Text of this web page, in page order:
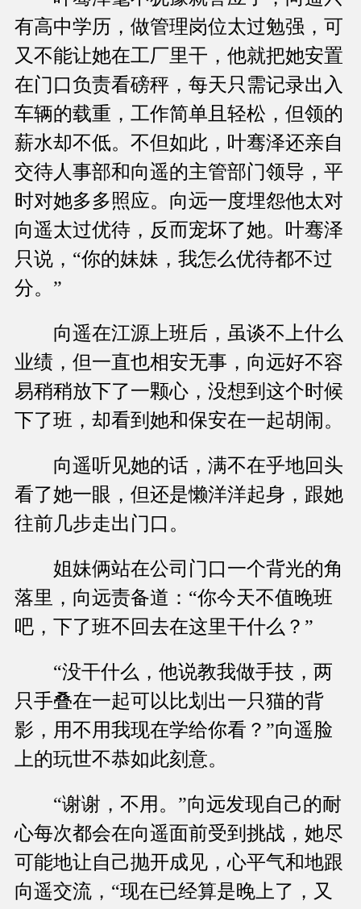
有高中学历，做管理岗位太过勉强，可
又不能让她在工厂里干，他就把她安置
在门口负责看磅秤，每天只需记录出入
车辆的载重，工作简单且轻松，但领的
薪水却不低。不但如此，叶骞泽还亲自
交待人事部和向遥的主管部门领导，平
时对她多多照应。向远一度埋怨他太对
向遥太过优待，反而宠坏了她。叶骞泽
只说，“你的妹妹，我怎么优待都不过
分。”
向遥在江源上班后，虽谈不上什么
业绩，但一直也相安无事，向远好不容
易稍稍放下了一颗心，没想到这个时候
下了班，却看到她和保安在一起胡闹。
向遥听见她的话，满不在乎地回头
看了她一眼，但还是懒洋洋起身，跟她
往前几步走出门口。
姐妹俩站在公司门口一个背光的角
落里，向远责备道：“你今天不值晚班
吧，下了班不回去在这里干什么？”
“没干什么，他说教我做手技，两
只手叠在一起可以比划出一只猫的背
影，用不用我现在学给你看？”向遥脸
上的玩世不恭如此刻意。
“谢谢，不用。”向远发现自己的耐
心每次都会在向遥面前受到挑战，她尽
可能地让自己抛开成见，心平气和地跟
向遥交流，“现在已经算是晚上了，又